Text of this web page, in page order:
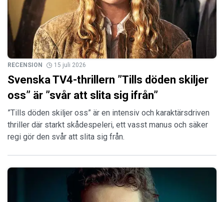
RECENSION 15 juli 2026
Svenska TV4-thrillern ”Tills döden skiljer
oss” är ”svår att slita sig ifrån”
”Tills döden skiljer oss” är en intensiv och karaktärsdriven
thriller där starkt skådespeleri, ett vasst manus och säker
regi gör den svår att slita sig från.